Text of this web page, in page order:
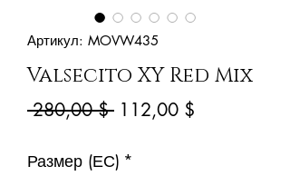
Артикул: MOVW435
Valsecito XY Red Mix
280,00 $ Обычная
112,00 $
Размер (ЕС) *